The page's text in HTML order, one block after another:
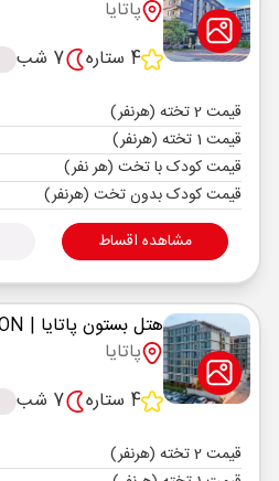
پاتایا
4 ستاره
7 شب
قیمت 2 تخته (هرنفر)
قیمت 1 تخته (هرنفر)
قیمت کودک با تخت (هر نفر)
قیمت کودک بدون تخت (هرنفر)
مشاهده اقساط
هتل بستون پاتایا | BESTON
پاتایا
4 ستاره
7 شب
قیمت 2 تخته (هرنفر)